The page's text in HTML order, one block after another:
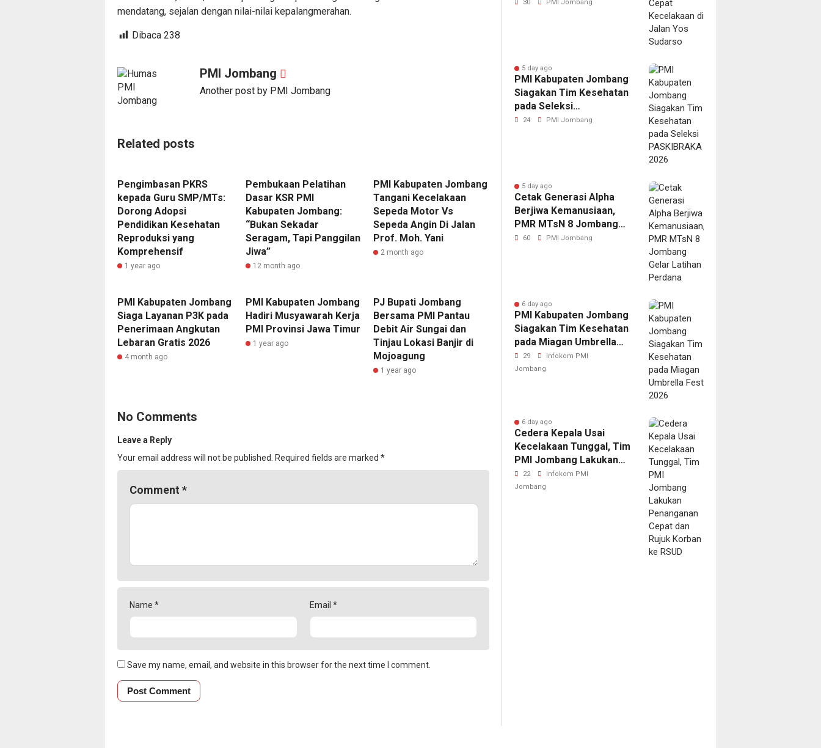
mendatang, sejalan dengan nilai-nilai kepalangmerahan.
Dibaca 238
PMI Jombang
Another post by PMI Jombang
Related posts
Pengimbasan PKRS
kepada Guru SMP/MTs:
Dorong Adopsi
Pendidikan Kesehatan
Reproduksi yang
Komprehensif
1 year ago
Pembukaan Pelatihan
Dasar KSR PMI
Kabupaten Jombang:
“Bukan Sekadar
Seragam, Tapi Panggilan
Jiwa”
12 month ago
PMI Kabupaten Jombang
Tangani Kecelakaan
Sepeda Motor Vs
Sepeda Angin Di Jalan
Prof. Moh. Yani
2 month ago
PMI Kabupaten Jombang
Siaga Layanan P3K pada
Penerimaan Angkutan
Lebaran Gratis 2026
4 month ago
PMI Kabupaten Jombang
Hadiri Musyawarah Kerja
PMI Provinsi Jawa Timur
1 year ago
PJ Bupati Jombang
Bersama PMI Pantau
Debit Air Sungai dan
Tinjau Lokasi Banjir di
Mojoagung
1 year ago
No Comments
Leave a Reply
Your email address will not be published.
Required fields are marked *
Comment *
Name * Email *
Save my name, email, and website in this browser for the next time I comment.
30 PMI Jombang
5 day ago
PMI Kabupaten Jombang
Siagakan Tim Kesehatan
pada Seleksi
PASKIBRAKA 2026
24 PMI Jombang
5 day ago
Cetak Generasi Alpha
Berjiwa Kemanusiaan,
PMR MTsN 8 Jombang
Gelar Latihan Perdana
60 PMI Jombang
6 day ago
PMI Kabupaten Jombang
Siagakan Tim Kesehatan
pada Miagan Umbrella
Fest 2026
29
Infokom PMI
Jombang
6 day ago
Cedera Kepala Usai
Kecelakaan Tunggal, Tim
PMI Jombang Lakukan
Penanganan Cepat dan
Rujuk Korban ke RSUD
22
Infokom PMI
Jombang